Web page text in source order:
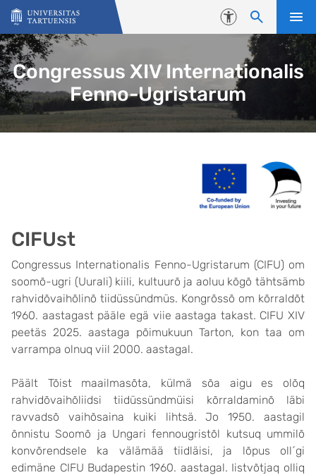
Skip to content
Accessibility
Congressus XIV Internationalis
Fenno-Ugristarum
CIFUst
Congressus Internationalis Fenno-Ugristarum (CIFU) om
soomõ-ugri (Uurali) kiili, kultuurõ ja aoluu kõgõ tähtsämb
rahvidõvaihõlinõ tiidüssündmüs. Kongrõssõ om kõrraldõt
1960. aastagast pääle egä viie aastaga takast. CIFU XIV
peetäs 2025. aastaga põimukuun Tarton, kon taa om
varrampa olnuq viil 2000. aastagal.
Päält Tõist maailmasõta, külmä sõa aigu es olõq
rahvidõvaihõliidsi tiidüssündmüisi kõrraldaminõ läbi
ravvadsõ vaihõsaina kuiki lihtsä. Jo 1950. aastagil
õnnistu Soomõ ja Ungari fennougristõl kutsuq ummilõ
konvõrendsele ka välämää tiidläisi, ja lõpus oll´gi
edimäne CIFU Budapestin 1960. aastagal. Iistvõtjaq olliq